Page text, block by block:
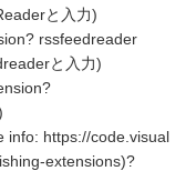
と入力)
rssfeedreader
と入力)
info: https://code.visual
extensions)?